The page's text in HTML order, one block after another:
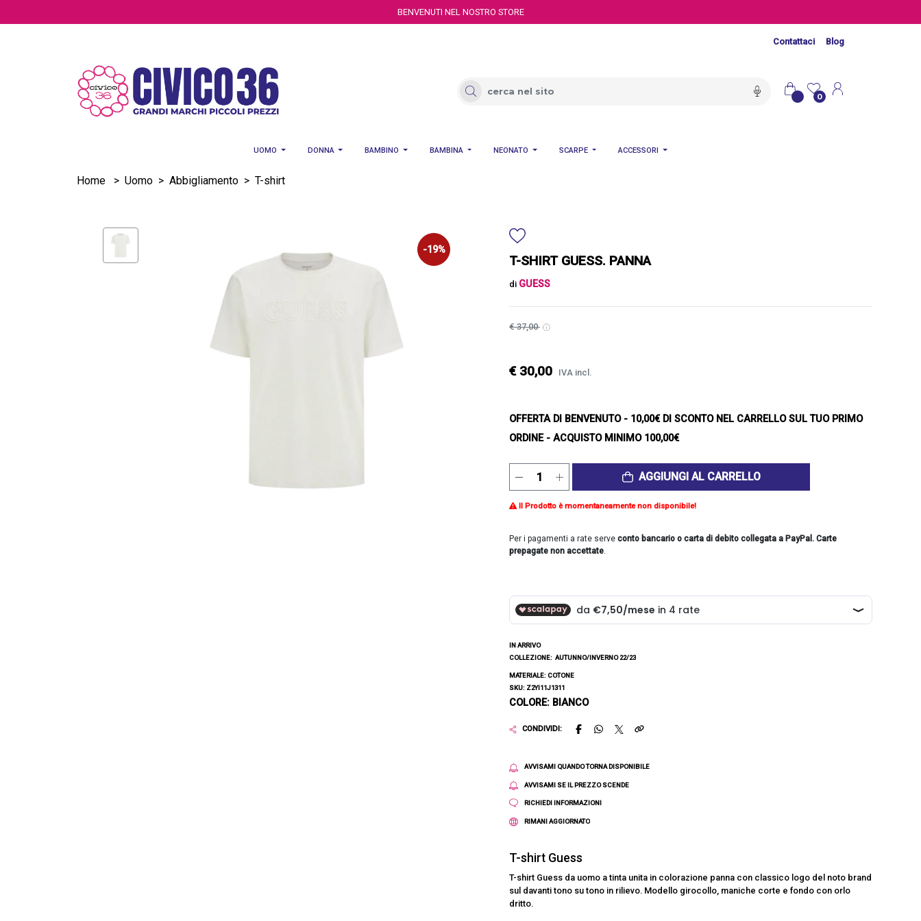
BENVENUTI NEL NOSTRO STORE
Contattaci Blog
0
UOMO DONNA BAMBINO BAMBINA NEONATO SCARPE ACCESSORI
Home > Uomo > Abbigliamento > T-shirt
-19%
T-SHIRT GUESS. PANNA
di GUESS
€ 37,00
€ 30,00 IVA incl.
OFFERTA DI BENVENUTO- 10,00€ DI SCONTO NEL CARRELLO SUL TUO PRIMO
ORDINE - ACQUISTO MINIMO 100,00€
AGGIUNGI AL CARRELLO
Il Prodotto è momentaneamente non disponibile!
Per i pagamenti a rate serve conto bancario o carta di debito collegata a PayPal. Carte
prepagate non accettate.
IN ARRIVO
COLLEZIONE: AUTUNNO/INVERNO 22/23
MATERIALE: COTONE
SKU: Z2YI11J1311
COLORE: BIANCO
CONDIVIDI:
AVVISAMI QUANDO TORNA DISPONIBILE
AVVISAMI SE IL PREZZO SCENDE
RICHIEDI INFORMAZIONI
RIMANI AGGIORNATO
T-shirt Guess
T-shirt Guess da uomo a tinta unita in colorazione panna con classico logo del noto brand
sul davanti tono su tono in rilievo. Modello girocollo, maniche corte e fondo con orlo
dritto.